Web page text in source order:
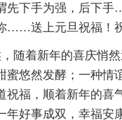
先下手为强，后下
……送上元旦祝福！
随着新年的喜庆悄
蜜悠然发酵；一种情
祝福，顺着新年的喜
年好事成双，幸福安